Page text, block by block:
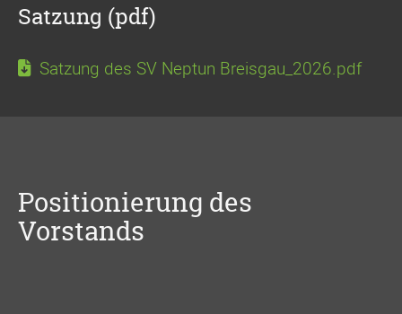
Satzung (pdf)
Satzung des SV Neptun Breisgau_2026.pdf
Positionierung des
Vorstands